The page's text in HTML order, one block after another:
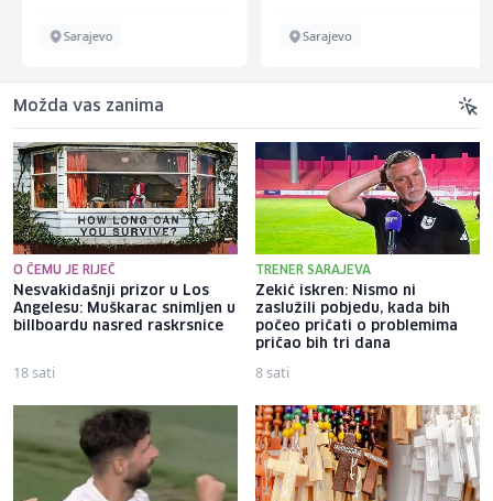
Sarajevo Sarajevo
Možda vas zanima
O ČEMU JE RIJEČ
Nesvakidašnji prizor u Los
Angelesu: Muškarac snimljen u
billboardu nasred raskrsnice
18 sati
TRENER SARAJEVA
Zekić iskren: Nismo ni
zaslužili pobjedu, kada bih
počeo pričati o problemima
pričao bih tri dana
8 sati